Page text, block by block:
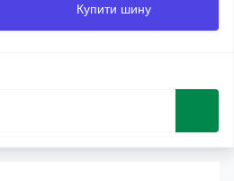
Купити шину